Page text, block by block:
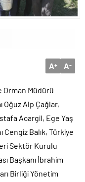
A+ A-
Orman Müdürü
Oğuz Alp Çağlar,
Acargil, Ege Yaş
Cengiz Balık, Türkiye
Sektör Kurulu
Başkanı İbrahim
Birliği Yönetim